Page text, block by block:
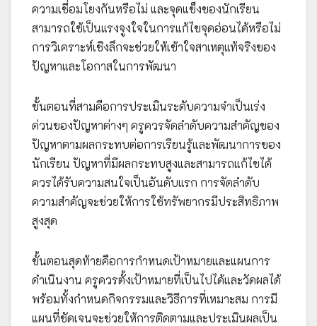
ความเชื่อมโยงกันหรือไม่ และจุดแข็งของนักเรียน
สามารถใช้เป็นแรงจูงใจในการแก้ไขจุดอ่อนได้หรือไม่
การวิเคราะห์เชิงลึกจะช่วยให้เข้าใจสาเหตุแท้จริงของ
ปัญหาและโอกาสในการพัฒนา
ขั้นตอนที่สามคือการประเมินระดับความจำเป็นเร่ง
ด่วนของปัญหาต่างๆ ครูควรจัดลำดับความสำคัญของ
ปัญหาตามผลกระทบต่อการเรียนรู้และพัฒนาการของ
นักเรียน ปัญหาที่มีผลกระทบสูงและสามารถแก้ไขได้
ควรได้รับความสนใจเป็นอันดับแรก การจัดลำดับ
ความสำคัญจะช่วยให้การใช้ทรัพยากรมีประสิทธิภาพ
สูงสุด
ขั้นตอนสุดท้ายคือการกำหนดเป้าหมายและแผนการ
ดำเนินงาน ครูควรตั้งเป้าหมายที่เป็นไปได้และวัดผลได้
พร้อมทั้งกำหนดกิจกรรมและวิธีการที่เหมาะสม การมี
แผนที่ชัดเจนจะช่วยให้การติดตามและประเมินผลเป็น